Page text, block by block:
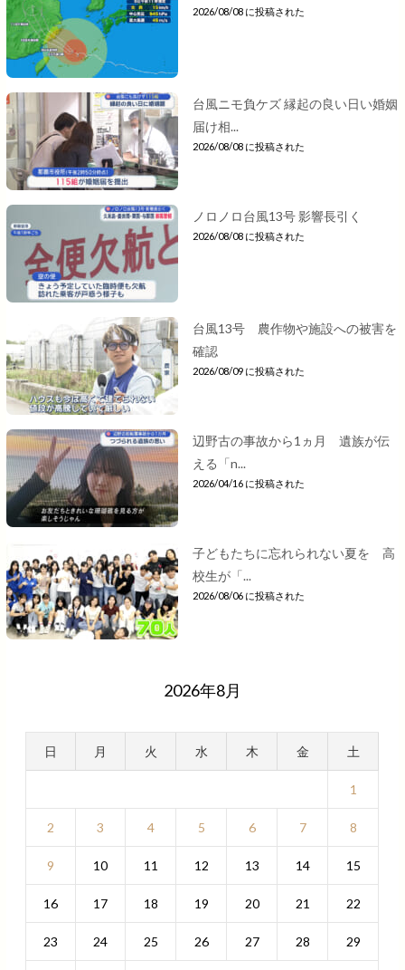
2026/08/08 に投稿された
台風ニモ負ケズ 縁起の良い日い婚姻
届け相...
2026/08/08 に投稿された
ノロノロ台風13号 影響長引く
2026/08/08 に投稿された
台風13号 農作物や施設への被害を
確認
2026/08/09 に投稿された
辺野古の事故から1ヵ月 遺族が伝
える「n...
2026/04/16 に投稿された
子どもたちに忘れられない夏を 高
校生が「...
2026/08/06 に投稿された
2026年8月
日 月 火 水 木 金 土
1
2 3 4 5 6 7 8
9 10 11 12 13 14 15
16 17 18 19 20 21 22
23 24 25 26 27 28 29